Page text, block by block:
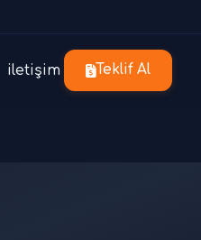
iletişim Teklif Al